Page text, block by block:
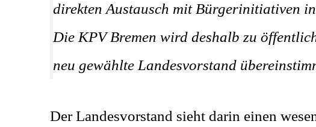
direkten Austausch mit Bürgerinitiativen
Die KPV Bremen wird deshalb zu
neu gewählte Landesvorstand
Der Landesvorstand sieht darin einen